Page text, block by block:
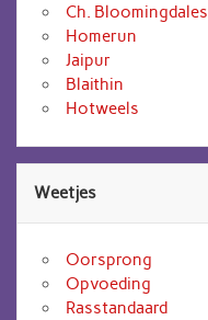
Ch. Bloomingdales
Homerun
Jaipur
Blaithin
Hotweels
Weetjes
Oorsprong
Opvoeding
Rasstandaard